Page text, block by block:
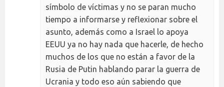
símbolo de víctimas y no se paran mucho
tiempo a informarse y reflexionar sobre el
asunto, además como a Israel lo apoya
EEUU ya no hay nada que hacerle, de hecho
muchos de los que no están a favor de la
Rusia de Putin hablando parar la guerra de
Ucrania y todo eso aún sabiendo que